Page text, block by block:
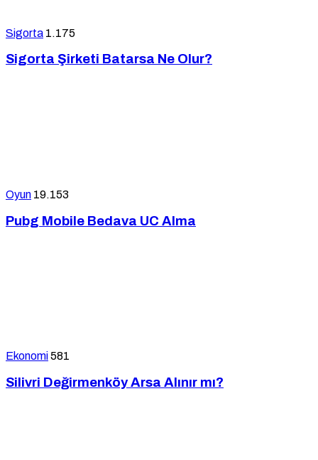
Sigorta 1.175
Sigorta Şirketi Batarsa Ne Olur?
Oyun 19.153
Pubg Mobile Bedava UC Alma
Ekonomi581
Silivri Değirmenköy Arsa Alınır mı?